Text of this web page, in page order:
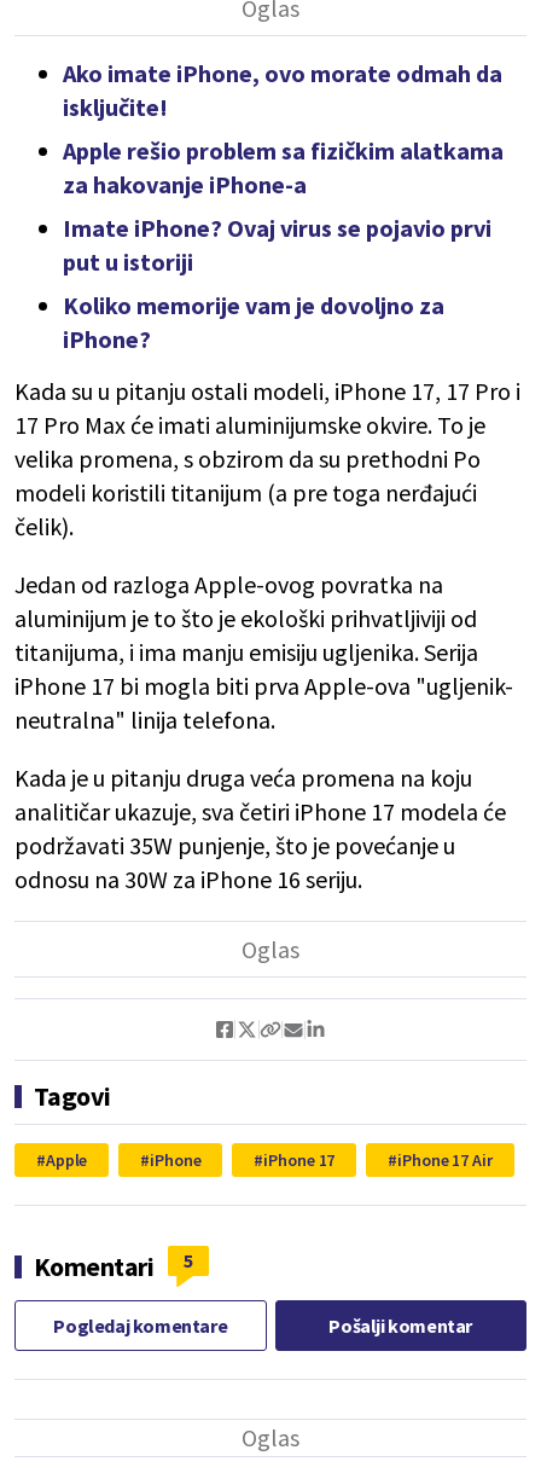
Ako imate iPhone, ovo morate odmah da
isključite!
Apple rešio problem sa fizičkim alatkama
za hakovanje iPhone-a
Imate iPhone? Ovaj virus se pojavio prvi
put u istoriji
Koliko memorije vam je dovoljno za
iPhone?
Kada su u pitanju ostali modeli, iPhone 17, 17 Pro i
17 Pro Max će imati aluminijumske okvire. To je
velika promena, s obzirom da su prethodni Po
modeli koristili titanijum (a pre toga nerđajući
čelik).
Jedan od razloga Apple-ovog povratka na
aluminijum je to što je ekološki prihvatljiviji od
titanijuma, i ima manju emisiju ugljenika. Serija
iPhone 17 bi mogla biti prva Apple-ova "ugljenik-
neutralna" linija telefona.
Kada je u pitanju druga veća promena na koju
analitičar ukazuje, sva četiri iPhone 17 modela će
podržavati 35W punjenje, što je povećanje u
odnosu na 30W za iPhone 16 seriju.
Tagovi
Apple iPhone iPhone 17 iPhone 17 Air
Komentari 5
Pogledaj komentare Pošalji komentar